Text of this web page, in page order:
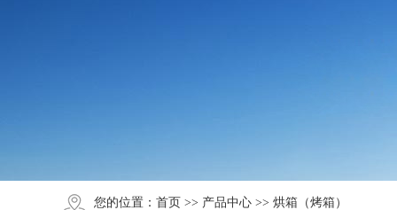
您的位置： 首页 >> 产品中心 >> 烘箱（烤箱）